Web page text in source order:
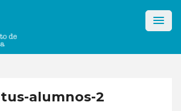
alumnos-2